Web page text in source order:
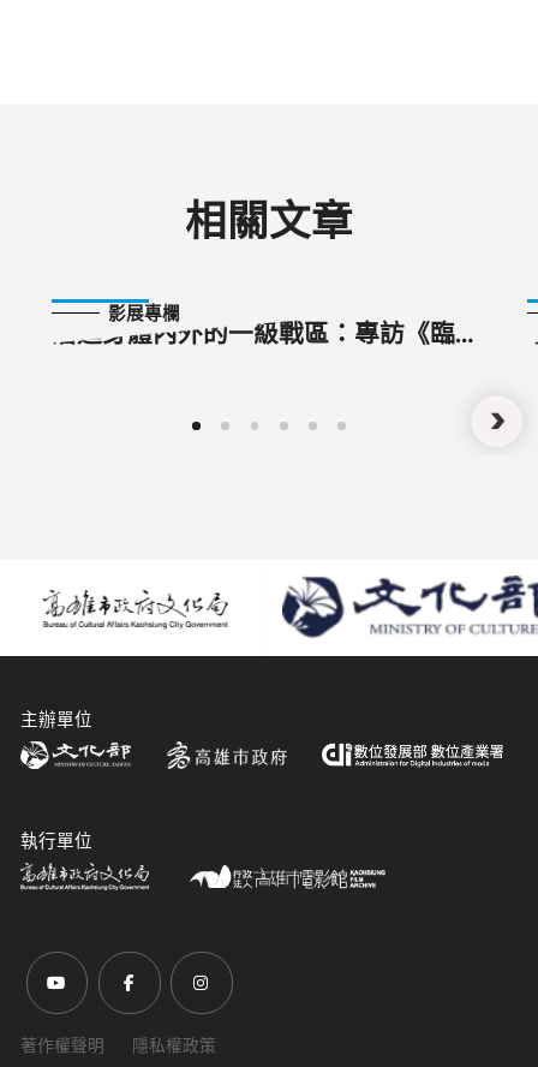
相關文章
影展專欄
潛進身體內外的一級戰區：專訪《臨夜
主辦單位
執行單位
前往Youtube頻道(另開新視窗)
前往Facebook粉絲團(另開新視窗)
前往Instagram粉絲團(另開新視窗)
著作權聲明 隱私權政策